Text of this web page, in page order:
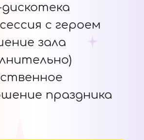
с героем
зала
праздника